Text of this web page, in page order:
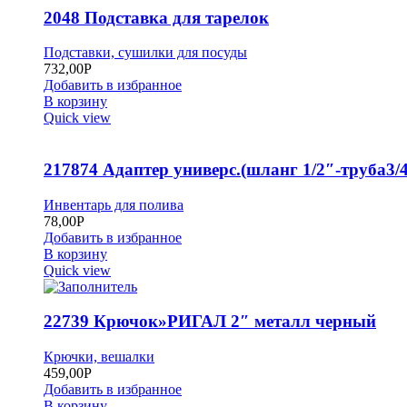
2048 Подставка для тарелок
Подставки, сушилки для посуды
732,00Р
Добавить в избранное
В корзину
Quick view
217874 Адаптер универс.(шланг 1/2″-труба3/
Инвентарь для полива
78,00Р
Добавить в избранное
В корзину
Quick view
22739 Крючок»РИГАЛ 2″ металл черный
Крючки, вешалки
459,00Р
Добавить в избранное